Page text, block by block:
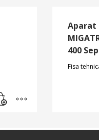
Aparat
400
Fisa